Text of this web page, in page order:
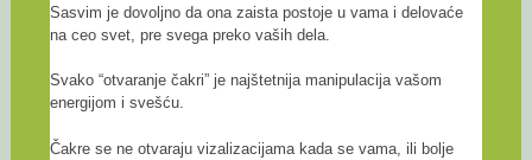
Sasvim je dovoljno da ona zaista postoje u vama i delovaće
na ceo svet, pre svega preko vaših dela.
Svako “otvaranje čakri” je najštetnija manipulacija vašom
energijom i svešću.
Čakre se ne otvaraju vizalizacijama kada se vama, ili bolje